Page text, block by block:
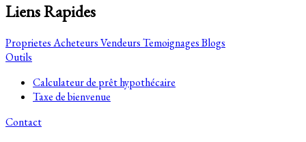
Liens Rapides
ProprietesAcheteursVendeursTemoignagesBlogs
Outils
Calculateur de prêt hypothécaire
Taxe de bienvenue
Contact